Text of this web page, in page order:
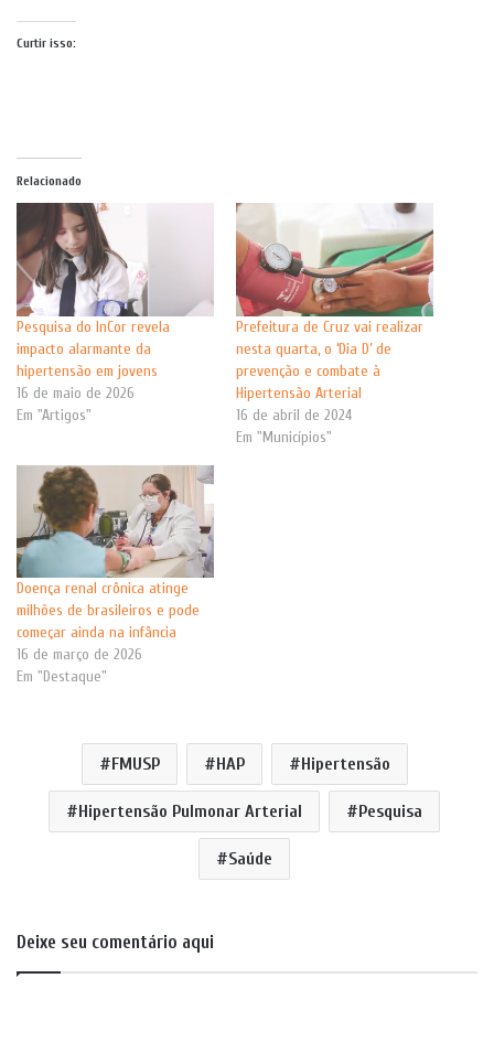
Curtir isso:
Relacionado
Pesquisa do InCor revela
impacto alarmante da
hipertensão em jovens
16 de maio de 2026
Em "Artigos"
Prefeitura de Cruz vai realizar
nesta quarta, o ‘Dia D’ de
prevenção e combate à
Hipertensão Arterial
16 de abril de 2024
Em "Municípios"
Doença renal crônica atinge
milhões de brasileiros e pode
começar ainda na infância
16 de março de 2026
Em "Destaque"
FMUSP HAP Hipertensão
Hipertensão Pulmonar Arterial Pesquisa
Saúde
Deixe seu comentário aqui